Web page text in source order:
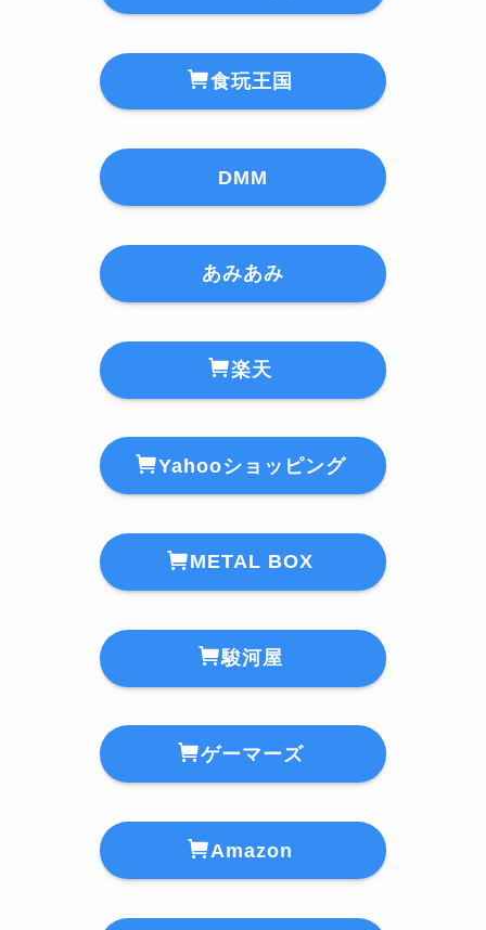
食玩王国
DMM
あみあみ
楽天
Yahooショッピング
METAL BOX
駿河屋
ゲーマーズ
Amazon